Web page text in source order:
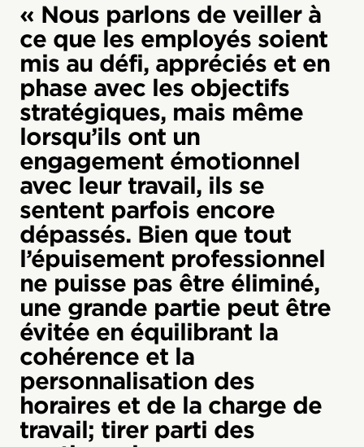
« Nous parlons de veiller à
ce que les employés soient
mis au défi, appréciés et en
phase avec les objectifs
stratégiques, mais même
lorsqu’ils ont un
engagement émotionnel
avec leur travail, ils se
sentent parfois encore
dépassés. Bien que tout
l’épuisement professionnel
ne puisse pas être éliminé,
une grande partie peut être
évitée en équilibrant la
cohérence et la
personnalisation des
horaires et de la charge de
travail; tirer parti des